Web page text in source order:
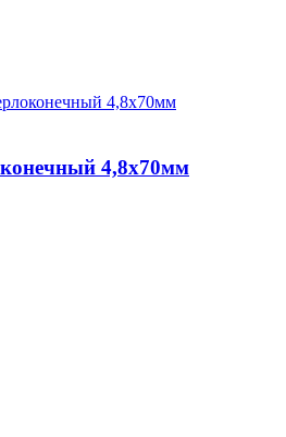
4,8х70мм